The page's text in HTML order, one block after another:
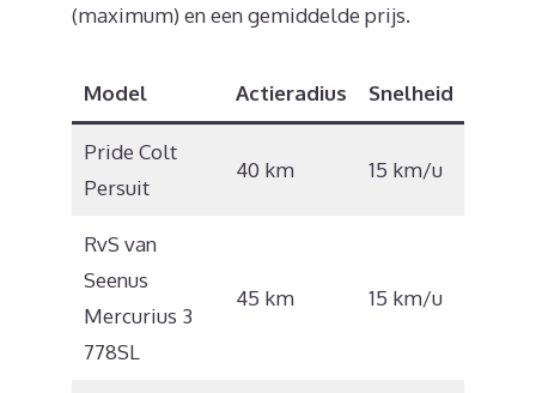
(maximum) en een gemiddelde prijs.
Model Actieradius Snelheid
Pride Colt
Persuit
40 km 15 km/u
RvS van
Seenus
Mercurius 3
778SL
45 km 15 km/u